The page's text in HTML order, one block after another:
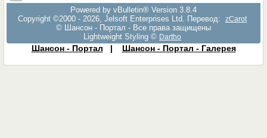
Powered by vBulletin® Version 3.8.4
Copyright ©2000 - 2026, Jelsoft Enterprises Ltd. Перевод:
zCarot
© Шансон - Портал - Все права защищены
Lightweight Styling © Dartho
Шансон - Портал | Шансон - Портал - Галерея